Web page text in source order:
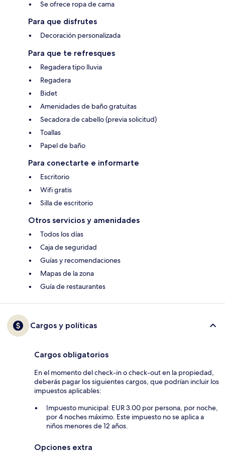
Se ofrece ropa de cama
Para que disfrutes
Decoración personalizada
Para que te refresques
Regadera tipo lluvia
Regadera
Bidet
Amenidades de baño gratuitas
Secadora de cabello (previa solicitud)
Toallas
Papel de baño
Para conectarte e informarte
Escritorio
Wifi gratis
Silla de escritorio
Otros servicios y amenidades
Todos los días
Caja de seguridad
Guías y recomendaciones
Mapas de la zona
Guía de restaurantes
Cargos y políticas
Cargos obligatorios
En el momento del check-in o check-out en la propiedad,
deberás pagar los siguientes cargos, que podrían incluir los
impuestos aplicables:
Impuesto municipal: EUR 3.00 por persona, por noche,
por 4 noches máximo. Este impuesto no se aplica a
niños menores de 12 años.
Opciones extra